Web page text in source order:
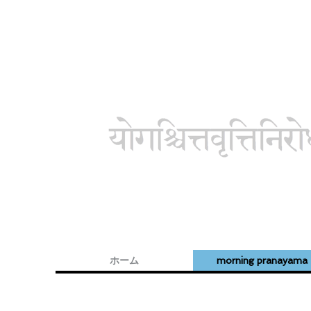
ホーム morning pranayama